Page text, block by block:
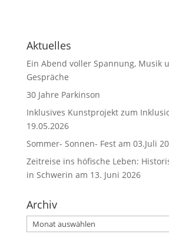
Aktuelles
Ein Abend voller Spannung, Musik
Gespräche
30 Jahre Parkinson
Inklusives Kunstprojekt zum
19.05.2026
Sommer- Sonnen- Fest am 03.Juli
Zeitreise ins höfische Leben:
in Schwerin am 13. Juni 2026
Archiv
Archiv